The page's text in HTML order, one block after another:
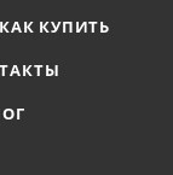
КАК КУПИТЬ